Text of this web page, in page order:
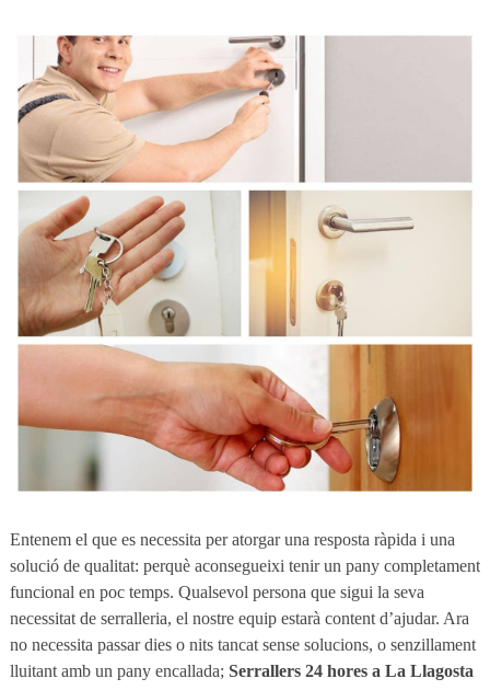
Entenem el que es necessita per atorgar una resposta ràpida i una
solució de qualitat: perquè aconsegueixi tenir un pany completament
funcional en poc temps. Qualsevol persona que sigui la seva
necessitat de serralleria, el nostre equip estarà content d’ajudar. Ara
no necessita passar dies o nits tancat sense solucions, o senzillament
lluitant amb un pany encallada; Serrallers 24 hores a La Llagosta